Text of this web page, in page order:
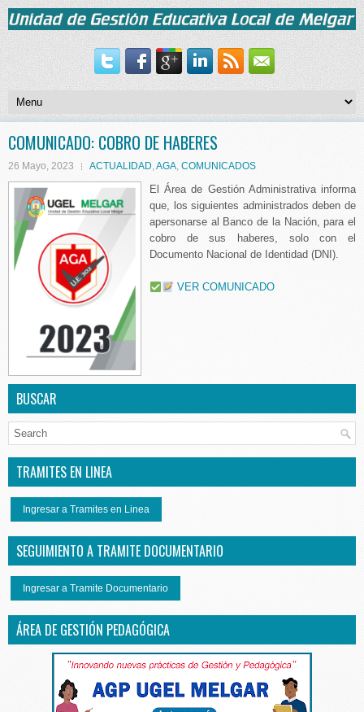
COMUNICADO: COBRO DE HABERES
26 Mayo, 2023 ACTUALIDAD,AGA, COMUNICADOS
El Área de Gestión Administrativa informa
que, los siguientes administrados deben de
apersonarse al Banco de la Nación, para el
cobro de sus haberes, solo con el
Documento Nacional de Identidad (DNI).
VER COMUNICADO
BUSCAR
TRAMITES EN LINEA
Ingresar a Tramites en Linea
SEGUIMIENTO A TRAMITE DOCUMENTARIO
Ingresar a Tramite Documentario
ÁREA DE GESTIÓN PEDAGÓGICA